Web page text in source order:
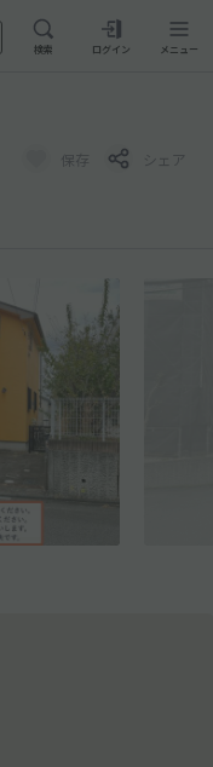
検索 ログイン メニュー
保存 シェア